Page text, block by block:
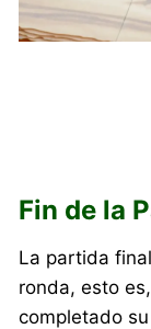
Fin de la
La partida
ronda, esto
completado